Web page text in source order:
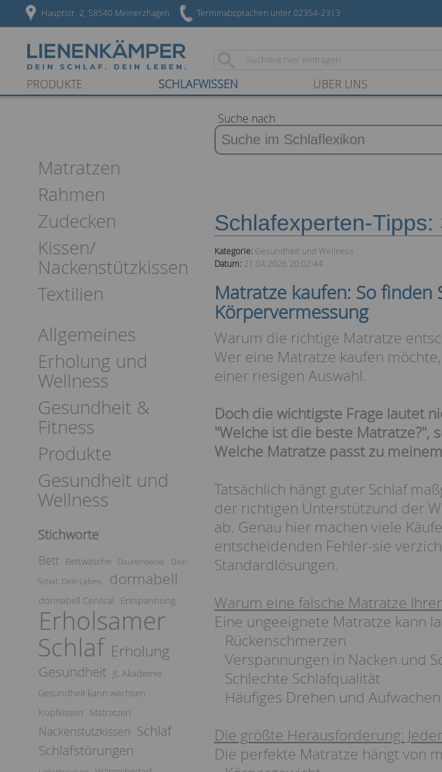
Hauptstr. 2, 58540 Meinerzhagen Terminabsprachen unter 02354-2313
PRODUKTE SCHLAFWISSEN ÜBER UNS
Matratzen
Rahmen
Zudecken
Kissen/
Nackenstützkissen
Textilien
Allgemeines
Erholung und
Wellness
Gesundheit &
Fitness
Produkte
Gesundheit und
Wellness
Stichworte
Bett Bettwäsche Daunendecke
Dein
Schlaf. Dein Leben.
dormabell
dormabell Cervical Entspannung
Erholsamer
Schlaf Erholung
Gesundheit JL Akademie
Gesundheit kann wachsen
Kopfkissen
Matratzen
Nackenstützkissen Schlaf
Schlafstörungen
Suche nach
Schlafexperten-
Kategorie: Gesundheit und Wellness
Datum: 21.04.2026 20:02:44
Matratze kaufen: So
Körpervermessung
Warum die richtige Matratze
Wer eine Matratze kaufen
einer riesigen Auswahl.
Doch die wichtigste Frage lautet
"Welche ist die beste Matratze?",
Welche Matratze passt zu
Tatsächlich hängt guter Schlaf
der richtigen Unterstützund der
ab. Genau hier machen viele
entscheidenden Fehler-sie
Standardlösungen.
Warum eine falsche Matratze
Eine ungeeignete Matratze kann
Rückenschmerzen
Verspannungen in Nacken und
Schlechte Schlafqualität
Häufiges Drehen und Aufwachen
Die größte Herausforderung:
Die perfekte Matratze hängt von